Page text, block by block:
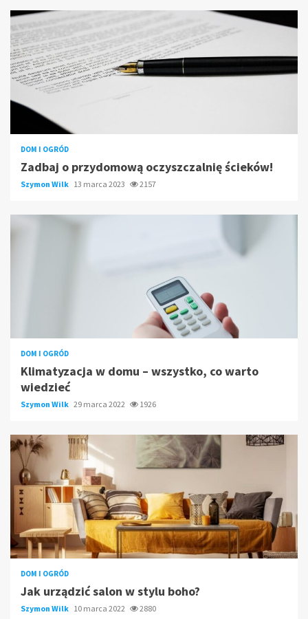
DOM I OGRÓD
Zadbaj o przydomową oczyszczalnię ścieków!
Szymon Wilk 13 marca 2023 2157
DOM I OGRÓD
Klimatyzacja w domu – wszystko, co warto
wiedzieć
Szymon Wilk 29 marca 2022 1926
DOM I OGRÓD
Jak urządzić salon w stylu boho?
Szymon Wilk 10 marca 2022 2880